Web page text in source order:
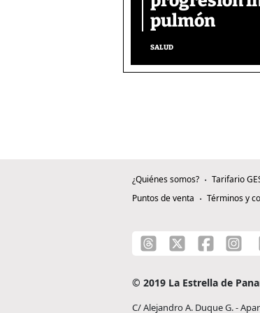
pulmón
SALUD
¿Quiénes somos? Tarifario
Puntos de venta
Términos y
© 2019 La Estrella de
C/ Alejandro A. Duque G. -